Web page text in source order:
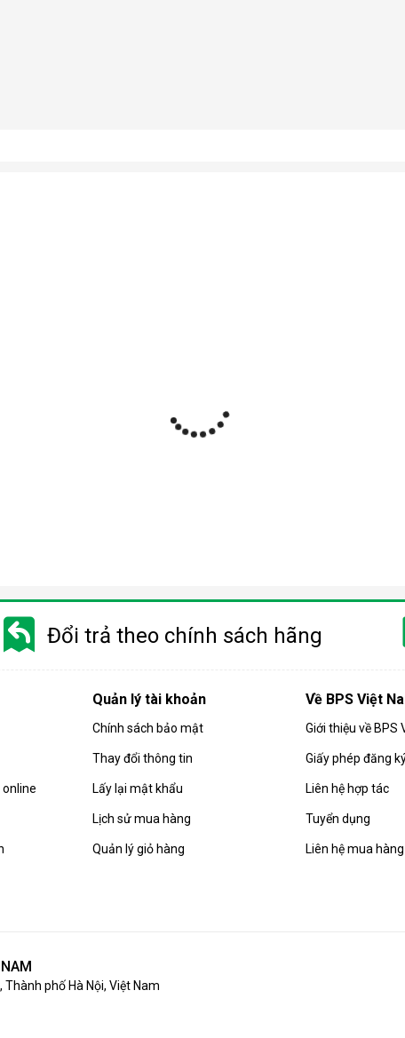
Đổi trả theo chính sách hãng
Quản lý tài khoản
Chính sách bảo mật
Thay đổi thông tin
Lấy lại mật khẩu
Lịch sử mua hàng
Quản lý giỏ hàng
Về BPS Việt
Giới thiệu về BPS
Giấy phép đăng
Liên hệ hợp tác
Tuyển dụng
Liên hệ mua hàng
phố Hà Nội, Việt Nam